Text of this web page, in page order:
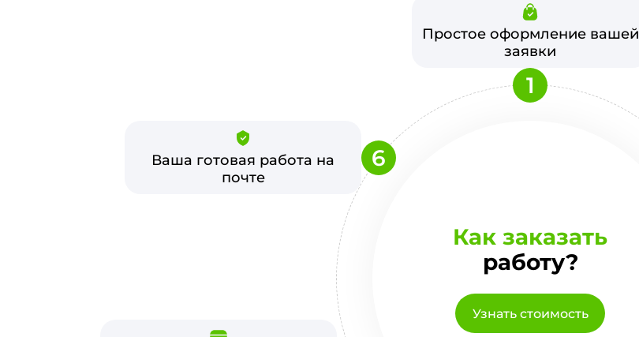
Как заказать
работу?
Узнать стоимость
Простое оформление вашей
заявки
1
Ваша готовая работа на
почте
6